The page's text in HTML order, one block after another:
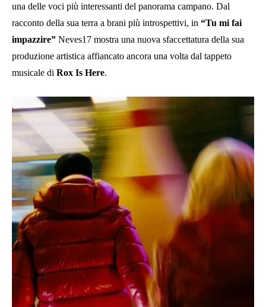
una delle voci più interessanti del panorama campano. Dal
racconto della sua terra a brani più introspettivi, in “Tu mi fai
impazzire” Neves17 mostra una nuova sfaccettatura della sua
produzione artistica affiancato ancora una volta dal tappeto
musicale di Rox Is Here.